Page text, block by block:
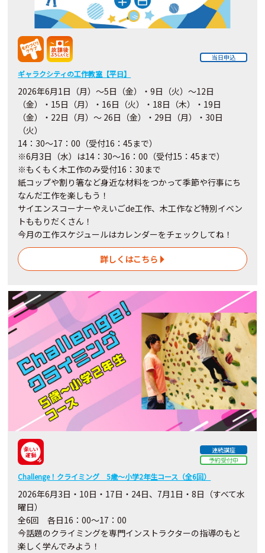
当日申込
ギャラクシティの工作教室【平日】
2026年6月1日（月）～5日（金）・9日（火）～12日
（金）・15日（月）・16日（火）・18日（木）・19日
（金）・22日（月）～ 26日（金）・29日（月）・30日
（火）
14：30～17：00（受付16：45まで）
※6月3日（水）は14：30～16：00（受付15：45まで）
※もくもく木工作のみ受付16：30まで
紙コップや割り箸など身近な材料をつかって季節や行事にち
なんだ工作を楽しもう！
サイエンスコーナーやえいごde工作、木工作など特別イベン
トももりだくさん！
今月の工作スケジュールはカレンダーをチェックしてね！
詳しくはこちら
連続講座
予約受付中
Challenge！クライミング 5歳～小学2年生コース（全6回）
2026年6月3日・10日・17日・24日、7月1日・8日（すべて水
曜日）
全6回 各日16：00～17：00
今話題のクライミングを専門インストラクターの指導のもと
楽しく学んでみよう！